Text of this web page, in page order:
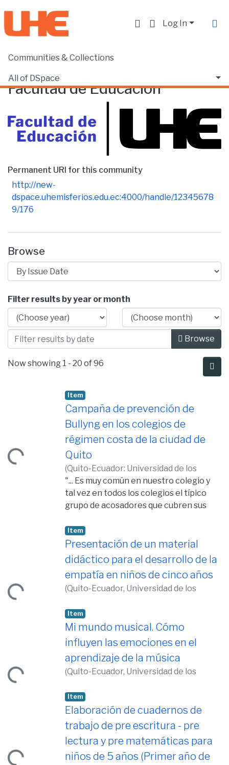
Log In
Communities & Collections
All of DSpace
Home Facultad de Educación
Facultad de Educación
Permanent URI for this community
http://new-
dspace.uhemisferios.edu.ec:4000/handle/12345678
9/176
Browse
Browsing Facultad de Educación by
Filter results by year or month
Browse
Now showing 1 - 20 of 96
Loading...
Item
Campaña de prevención de
Bullyng en los colegios de
régimen costa de la ciudad de
Quito
(Quito-Ecuador: Universidad de los
Hemisferios, 2009,2009-01-10) Armijos
Pazmiño, Cristina Alexandra;Estévez
Guerrero, María Emilia;Romero Miño,
"... Es muy común en nuestro colegio y
tal vez en todos los colegios el típico
grupo de acosadores que cubren sus
pueden parecer chistosos, pero de
broma en broma afectan el autoestima
de otros, sobrepasando límites y
libertades. Los típicos populares que
aparentemente agradan a todos, son
criticados silenciosamente a sus
rechazo nadie hace ni dice nada, eso es
lo peor de todo. Tal vez esos acosadores
no se han dado cuenta del daño que
hacen porque irónicamente siempre
quedan como héroes..."
Alumno 6t0. curso
Colegio régimen costa
Quito-Ecuador
Loading...
Item
Presentación de un material
didáctico para el desarrollo de la
empatía en niños de cinco años
(Quito-Ecuador, Universidad de los
Rosales., María Verónica
Loading...
Item
Mi mundo musical. Cómo
influyen las emociones en el
aprendizaje de la música
(Quito-Ecuador, Universidad de los
Viteri, Daniela
Loading...
Item
Elaboración de cuadernos de
trabajo de pre escritura - pre
lectura y pre matemáticas para
niños de 5 años (Primer año de